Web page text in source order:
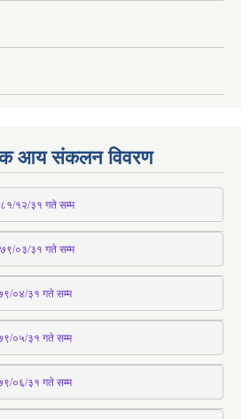
आय संकलन विवरण
१२/३१ गते सम्म
०३/३१ गते सम्म
०४/३१ गते सम्म
०५/३१ गते सम्म
०६/३१ गते सम्म